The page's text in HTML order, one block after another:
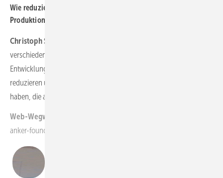
Wie reduzieren Sie die Teilevielfalt, um den Aufwand der
Produktion klein zu halten?
Christoph Schwenzer:
verschiedenen Formen nicht groß. Aber wir haben noch
Entwicklungsarbeit vor uns. So wollen wir den Stahleinsatz
reduzieren und maximal drei bis vier verschiedene Standardrippen
haben, die am besten für mehrere Anlagentypen passen.
Web-Wegweiser:
anker-foundations.com